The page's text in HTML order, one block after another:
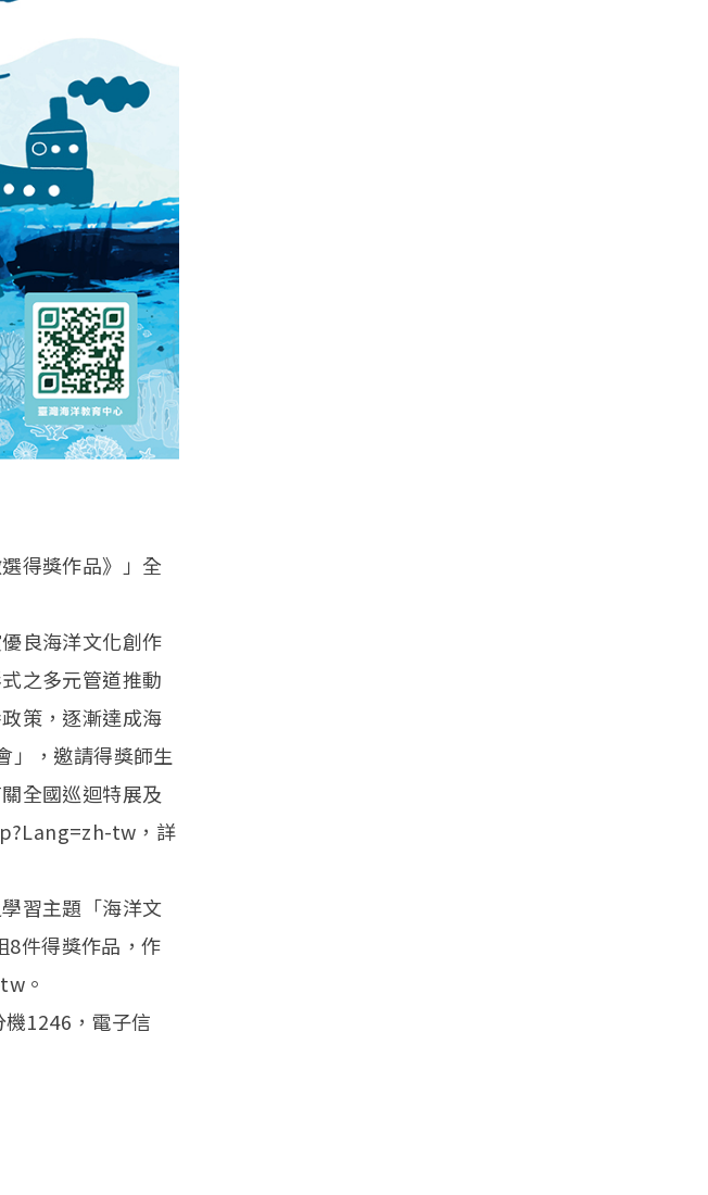
得獎作品》」全
良海洋文化創作
之多元管道推動
策，逐漸達成海
」，邀請得獎師生
全國巡迴特展及
tw，詳
習主題「海洋文
8件得獎作品，作
。
1246，電子信